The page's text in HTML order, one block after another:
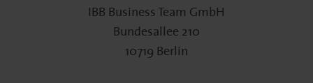
IBB Business Team GmbH
Bundesallee 210
10719 Berlin